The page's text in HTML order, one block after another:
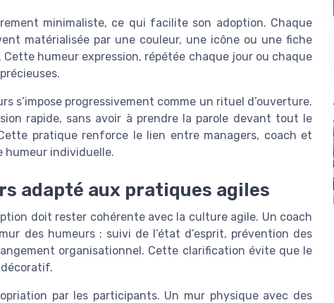
minimaliste, ce qui facilite son adoption. Chaque
matérialisée par une couleur, une icône ou une fiche
humeur expression, répétée chaque jour ou chaque
s’impose progressivement comme un rituel d’ouverture.
rapide, sans avoir à prendre la parole devant tout le
pratique renforce le lien entre managers, coach et
humeur individuelle.
adapté aux pratiques agiles
doit rester cohérente avec la culture agile. Un coach
des humeurs : suivi de l’état d’esprit, prévention des
organisationnel. Cette clarification évite que le
par les participants. Un mur physique avec des